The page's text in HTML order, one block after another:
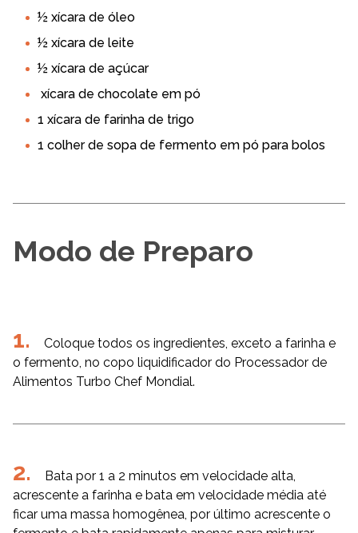
½ xícara de óleo
½ xícara de leite
½ xícara de açúcar
xícara de chocolate em pó
1 xícara de farinha de trigo
1 colher de sopa de fermento em pó para bolos
Modo de Preparo
Coloque todos os ingredientes, exceto a farinha e
o fermento, no copo liquidificador do Processador de
Alimentos Turbo Chef Mondial.
Bata por 1 a 2 minutos em velocidade alta,
acrescente a farinha e bata em velocidade média até
ficar uma massa homogênea, por último acrescente o